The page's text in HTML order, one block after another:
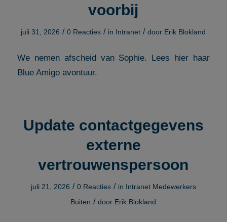
voorbij
juli 31, 2026 / 0 Reacties / in Intranet / door Erik Blokland
We nemen afscheid van Sophie. Lees hier haar
Blue Amigo avontuur.
Update contactgegevens
externe
vertrouwenspersoon
juli 21, 2026 / 0 Reacties / in Intranet Medewerkers
Buiten / door Erik Blokland